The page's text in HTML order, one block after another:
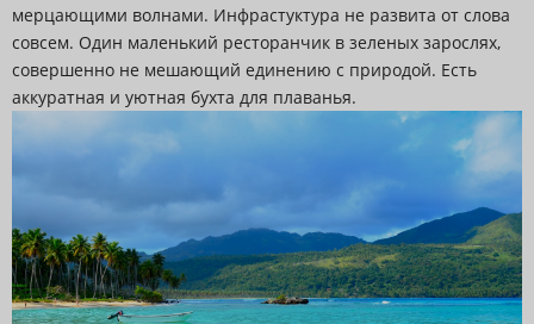
мерцающими волнами. Инфрастуктура не развита от слова
совсем. Один маленький ресторанчик в зеленых зарослях,
совершенно не мешающий единению с природой. Есть
аккуратная и уютная бухта для плаванья.